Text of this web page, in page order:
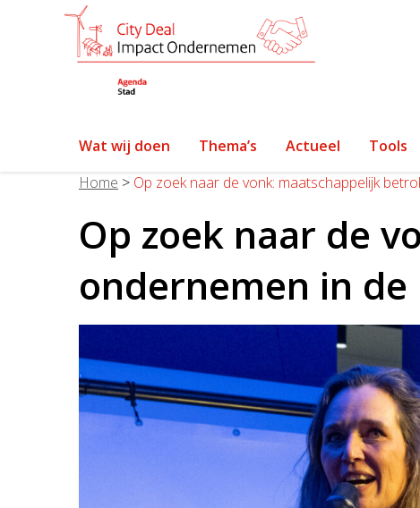
Wat wij doen Thema’s Actueel Tools
Home > Op zoek naar de vonk: maatschappelijk
Op zoek naar de
ondernemen in